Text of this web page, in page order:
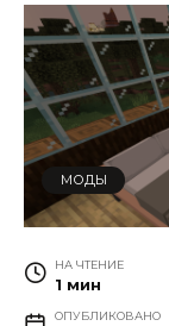
МОДЫ
НА ЧТЕНИЕ
1 мин
ОПУБЛИКОВАНО